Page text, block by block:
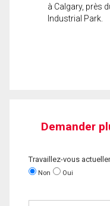
à Calgary, près
Industrial Park.
Demander
Travaillez-vous
Non Oui